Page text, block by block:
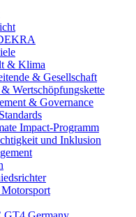
& Klima
& Gesellschaft
Wertschöpfungskette
& Governance
Impact-Programm
und Inklusion​